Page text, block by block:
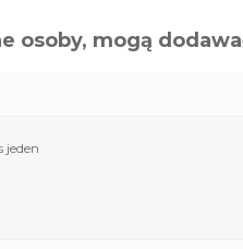
osoby, mogą
jeden